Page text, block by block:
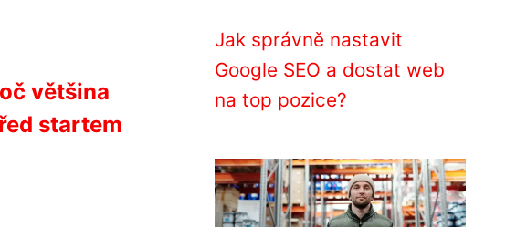
většina
startem
Jak správně nastavit
Google SEO a dostat web
na top pozice?